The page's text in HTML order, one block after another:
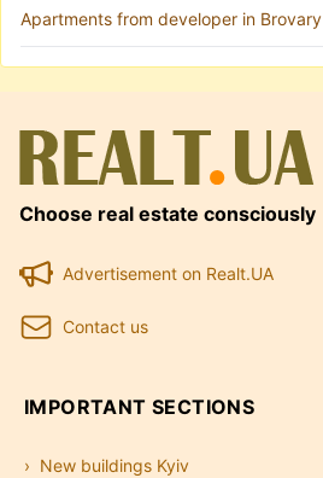
Apartments from developer in Brovary
Choose real estate consciously
Advertisement on Realt.UA
Contact us
IMPORTANT SECTIONS
New buildings Kyiv